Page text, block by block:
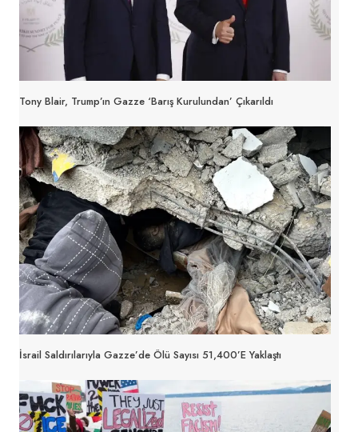
Tony Blair, Trump’ın Gazze ‘barış Kurulundan’ Çıkarıldı
İsrail Saldırılarıyla Gazze’de Ölü Sayısı 51,400’e Yaklaştı